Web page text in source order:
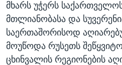
მხარს უჭერს
მთლიანობასა და
საერთაშორისოდ
მოუწოდა რუსეთს
ცხინვალის რეგიონების